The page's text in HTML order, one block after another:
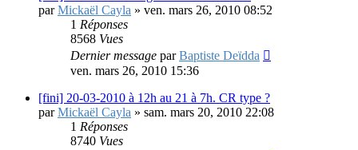
parMickaël Cayla » ven. mars 26, 2010 08:52
1 Réponses
8568 Vues
Dernier message parBaptiste Deïdda
ven. mars 26, 2010 15:36
[fini] 20-03-2010 à 12h au 21 à 7h. CR type ?
parMickaël Cayla » sam. mars 20, 2010 22:08
1 Réponses
8740 Vues